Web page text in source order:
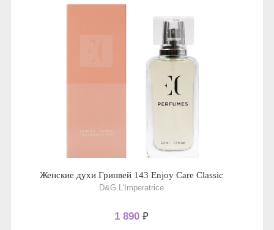
Женские духи Гринвей 143 Enjoy Care Classic
D&G L'Imperatrice
1 890 ₽